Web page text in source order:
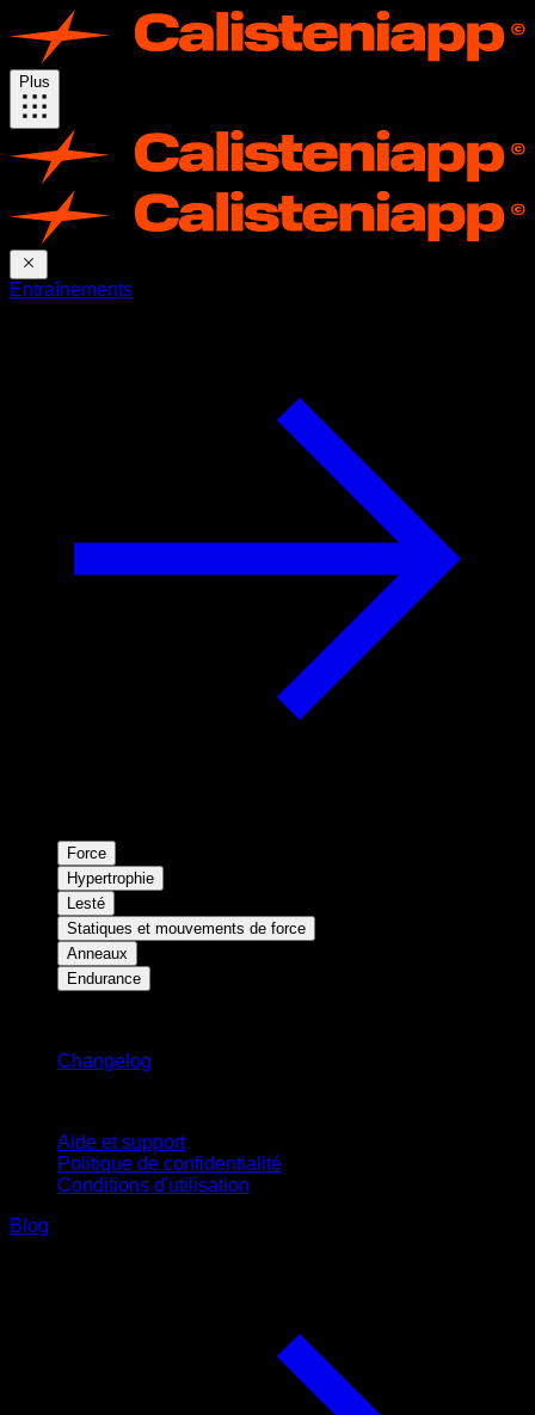
Plus
Entraînements
Force
Hypertrophie
Lesté
Statiques et mouvements de force
Anneaux
Endurance
Changelog
Aide et support
Politique de confidentialité
Conditions d'utilisation
Blog